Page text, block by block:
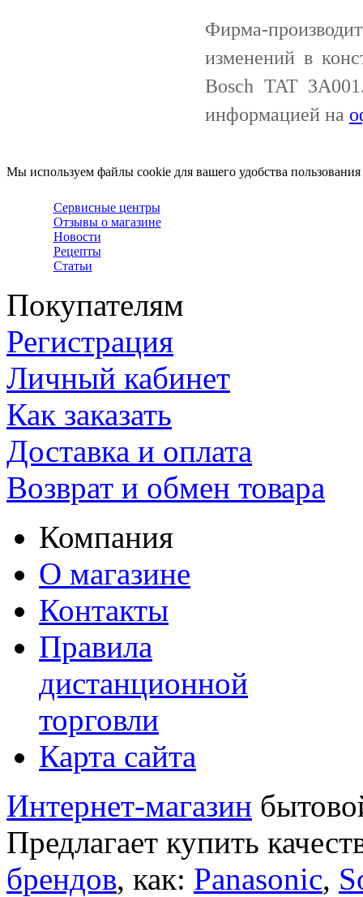
Фирма-
изменений в
Bosch TAT
информацией на
Мы используем файлы cookie для вашего удобства
Сервисные центры
Отзывы о магазине
Новости
Рецепты
Статьи
Покупателям
Регистрация
Личный кабинет
Как заказать
Доставка и оплата
Возврат и обмен товара
Компания
О магазине
Контакты
Правила
дистанционной
торговли
Карта сайта
Интернет-магазин
Предлагает купить
брендов, как: Panasonic,